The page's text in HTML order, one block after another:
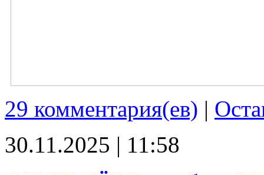
29 комментария(ев) |
30.11.2025 | 11:58